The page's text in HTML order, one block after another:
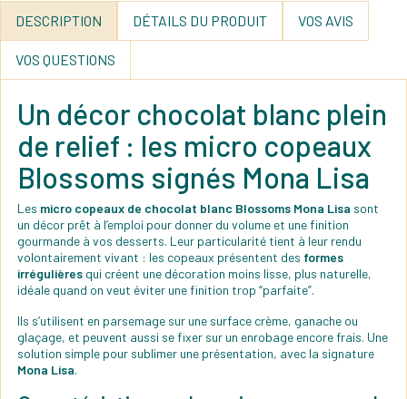
DESCRIPTION DÉTAILS DU PRODUIT VOS AVIS
VOS QUESTIONS
Un décor chocolat blanc plein
de relief : les micro copeaux
Blossoms signés Mona Lisa
Les micro copeaux de chocolat blanc Blossoms Mona Lisa sont
un décor prêt à l’emploi pour donner du volume et une finition
gourmande à vos desserts. Leur particularité tient à leur rendu
volontairement vivant : les copeaux présentent des formes
irrégulières qui créent une décoration moins lisse, plus naturelle,
idéale quand on veut éviter une finition trop “parfaite”.
Ils s’utilisent en parsemage sur une surface crème, ganache ou
glaçage, et peuvent aussi se fixer sur un enrobage encore frais. Une
solution simple pour sublimer une présentation, avec la signature
Mona Lisa.